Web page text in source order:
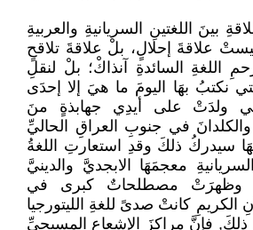
بينَ اللغتينِ السريانيةِ والعربيةِ
علاقةَ إحلالٍ، بلْ علاقةَ تلاقحٍ
اللغةِ السائدةِ آنذاكْ؛ بلْ لنقلِ
نكتبُ بهَا اليومَ ما هيَ إلا إحدَى
التي ولدَتْ على أيدِي جهابذةٍ منَ
والكلدانَ في جنوبِ العراقِ الحاليِّ
سيدركُ ذلكَ وقدِ استعارتِ اللغةُ
معجمَهَا الابجديَّ والدينيَّ
وظهرَتْ مصطلحاتٌ كبرى في
الكريمِ كانتْ صدىً للغةِ الليتورجيا
ذلكَ, فإنَّ مراكزَ الإشعاعِ المسيحيِّ